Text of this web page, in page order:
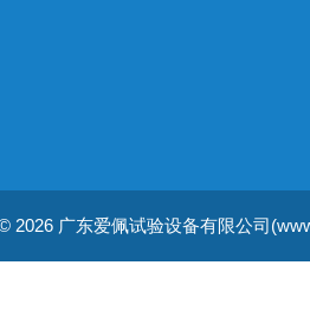
2026 广东爱佩试验设备有限公司